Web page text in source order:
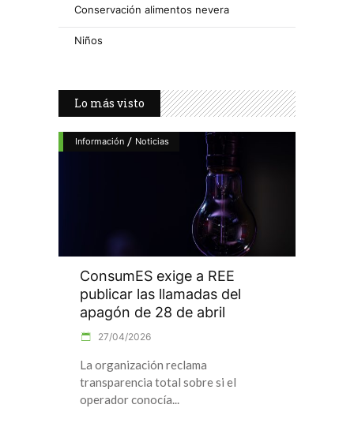
Conservación alimentos nevera
Niños
Lo más visto
Información / Noticias
ConsumES exige a REE
publicar las llamadas del
apagón de 28 de abril
27/04/2026
La organización reclama
transparencia total sobre si el
operador conocía